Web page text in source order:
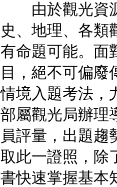
由於觀光資源
史、地理、各類
有命題可能。面
目，絕不可偏廢
情境入題考法，
部屬觀光局辦理
員評量，出題趨
取此一證照，除
書快速掌握基本